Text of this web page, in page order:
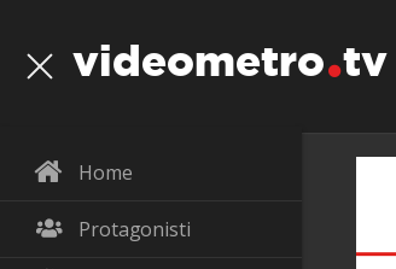
videometro tv
Home
Protagonisti